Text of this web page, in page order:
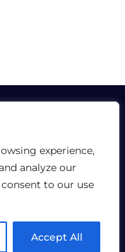
experience,
analyze our
to our use
Accept All
- FRANCE
légales